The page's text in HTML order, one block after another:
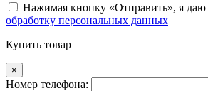
Нажимая кнопку Отправить , я даю
обработку персональных данных
Купить товар
×
Номер телефона: